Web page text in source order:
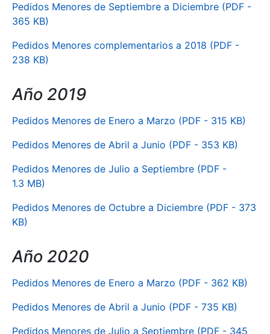
Pedidos Menores de Septiembre a Diciembre (PDF -
365 KB)
Pedidos Menores complementarios a 2018 (PDF -
238 KB)
Año 2019
Pedidos Menores de Enero a Marzo (PDF - 315 KB)
Pedidos Menores de Abril a Junio (PDF - 353 KB)
Pedidos Menores de Julio a Septiembre (PDF -
1.3 MB)
Pedidos Menores de Octubre a Diciembre (PDF - 373
KB)
Año 2020
Pedidos Menores de Enero a Marzo (PDF - 362 KB)
Pedidos Menores de Abril a Junio (PDF - 735 KB)
Pedidos Menores de Julio a Septiembre (PDF - 345